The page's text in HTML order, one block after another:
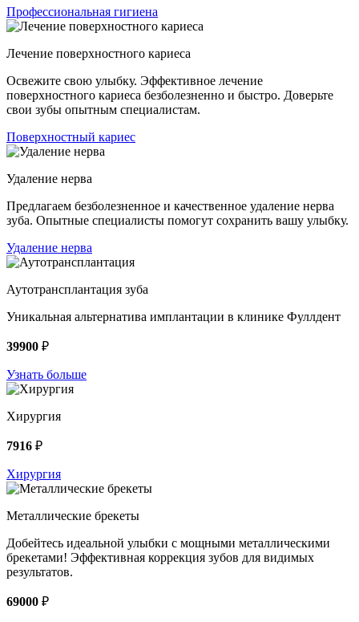
Профессиональная гигиена
Лечение поверхностного кариеса
Освежите свою улыбку. Эффективное лечение
поверхностного кариеса безболезненно и быстро. Доверьте
свои зубы опытным специалистам.
Поверхностный кариес
Удаление нерва
Предлагаем безболезненное и качественное удаление нерва
зуба. Опытные специалисты помогут сохранить вашу улыбку.
Удаление нерва
Аутотрансплантация зуба
Уникальная альтернатива имплантации в клинике Фуллдент
39900 ₽
Узнать больше
Хирургия
7916 ₽
Хирургия
Металлические брекеты
Добейтесь идеальной улыбки с мощными металлическими
брекетами! Эффективная коррекция зубов для видимых
результатов.
69000 ₽